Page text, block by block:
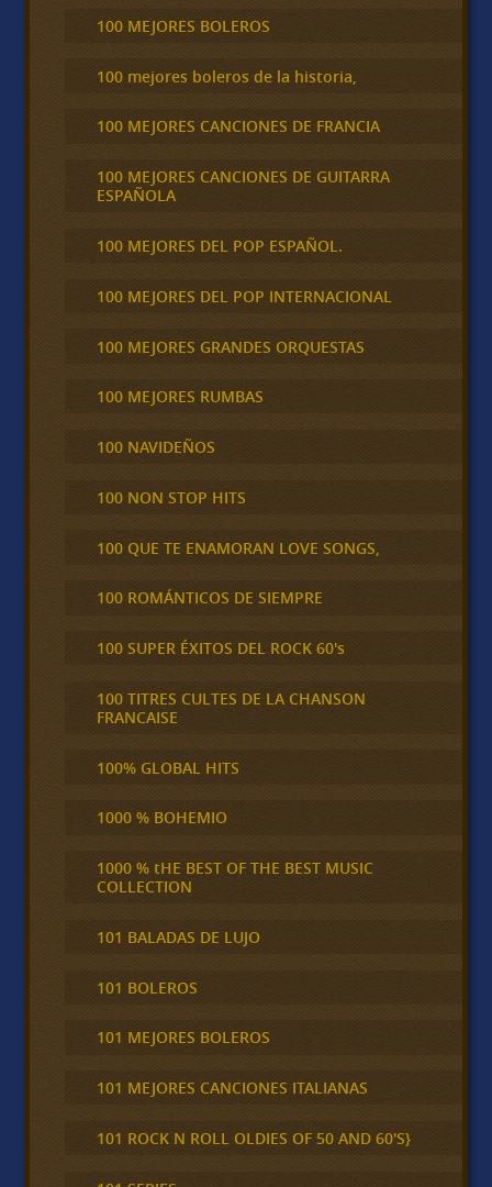
100 MEJORES BOLEROS
100 mejores boleros de la historia,
100 MEJORES CANCIONES DE FRANCIA
100 MEJORES CANCIONES DE GUITARRA
ESPAÑOLA
100 MEJORES DEL POP ESPAÑOL.
100 MEJORES DEL POP INTERNACIONAL
100 MEJORES GRANDES ORQUESTAS
100 MEJORES RUMBAS
100 NAVIDEÑOS
100 NON STOP HITS
100 QUE TE ENAMORAN LOVE SONGS,
100 ROMÁNTICOS DE SIEMPRE
100 SUPER ÉXITOS DEL ROCK 60's
100 TITRES CULTES DE LA CHANSON
FRANCAISE
100% GLOBAL HITS
1000 % BOHEMIO
1000 % tHE BEST OF THE BEST MUSIC
COLLECTION
101 BALADAS DE LUJO
101 BOLEROS
101 MEJORES BOLEROS
101 MEJORES CANCIONES ITALIANAS
101 ROCK N ROLL OLDIES OF 50 AND 60'S}